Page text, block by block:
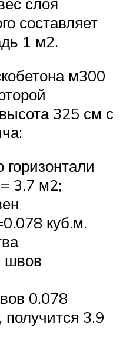
составляет
1 м2.
м300
325 см с
3.7 м2;
куб.м.
швов
0.078
3.9